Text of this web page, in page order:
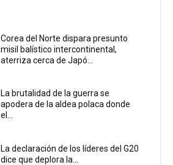
Corea del Norte dispara presunto
misil balístico intercontinental,
aterriza cerca de Japó...
La brutalidad de la guerra se
apodera de la aldea polaca donde
el...
La declaración de los líderes del G20
dice que deplora la...